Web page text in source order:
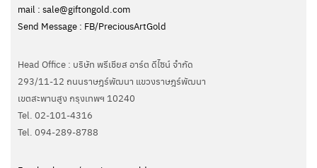
mail : sale@giftongold.com
Send Message : FB/PreciousArtGold
Head Office : บริษัท พรีเชียส อาร์ต ดีไซน์ จำกัด
293/11-12 ถนนราษฎร์พัฒนา แขวงราษฎร์พัฒนา
เขตสะพานสูง กรุงเทพฯ 10240
Tel. 02-101-4316
Tel. ‭094-289-8788‬